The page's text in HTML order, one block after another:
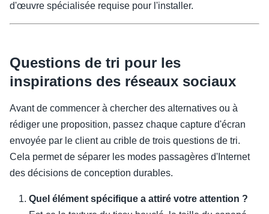
d'œuvre spécialisée requise pour l'installer.
Questions de tri pour les
inspirations des réseaux sociaux
Avant de commencer à chercher des alternatives ou à
rédiger une proposition, passez chaque capture d'écran
envoyée par le client au crible de trois questions de tri.
Cela permet de séparer les modes passagères d'Internet
des décisions de conception durables.
Quel élément spécifique a attiré votre attention ?